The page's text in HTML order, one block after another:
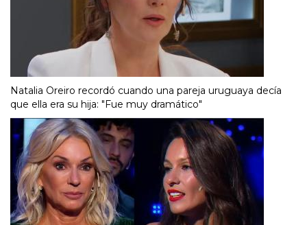
Natalia Oreiro recordó cuando una pareja uruguaya decía
que ella era su hija: "Fue muy dramático"